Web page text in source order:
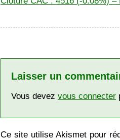
Laisser un
Vous devez vous connecter
Ce site utilise Akismet pour